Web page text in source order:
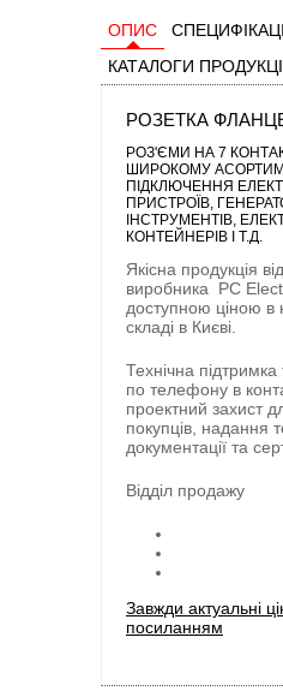
ОПИС
КАТАЛОГИ
РОЗЕТКА
РОЗ'ЄМИ НА 7
ШИРОКОМУ
ПІДКЛЮЧЕННЯ
ПРИСТРОЇВ,
ІНСТРУМЕНТІВ,
КОНТЕЙНЕРІВ І Т.Д.
Якісна продукція
виробника PC
доступною ціною в
складі в Києві.
Технічна підтримка
по телефону в
проектний захист
покупців, надання
документації та
Відділ продажу
Завжди актуальні
посиланням